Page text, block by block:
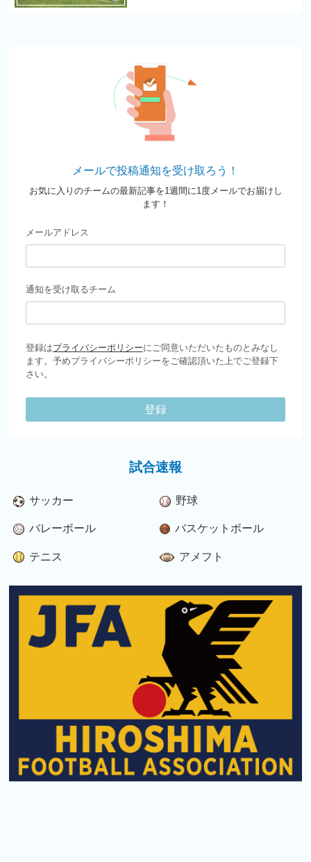
メールで投稿通知を受け取ろう！
お気に入りのチームの最新記事を1週間に1度メールでお届けし
ます！
メールアドレス
通知を受け取るチーム
登録はプライバシーポリシーにご同意いただいたものとみなし
ます。予めプライバシーポリシーをご確認頂いた上でご登録下
さい。
登録
試合速報
サッカー 野球
バレーボール バスケットボール
テニス アメフト